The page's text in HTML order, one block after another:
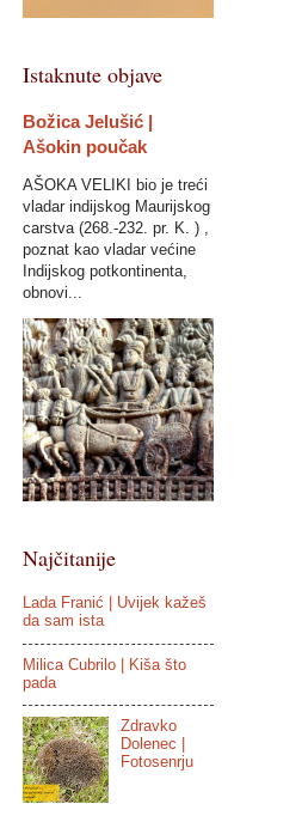
Istaknute objave
Božica Jelušić |
Ašokin poučak
AŠOKA VELIKI bio je treći
vladar indijskog Maurijskog
carstva (268.-232. pr. K. ) ,
poznat kao vladar većine
Indijskog potkontinenta,
obnovi...
Najčitanije
Lada Franić | Uvijek kažeš
da sam ista
Milica Cubrilo | Kiša što
pada
Zdravko
Dolenec |
Fotosenrju